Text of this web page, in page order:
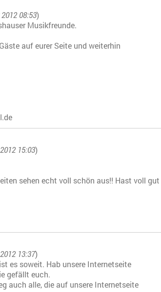
08:53)
Musikfreunde.
auf eurer Seite und weiterhin
15:03)
sehen echt voll schön aus!! Hast voll gut
13:37)
es soweit. Hab unsere Internetseite
gefällt euch.
auch alle, die auf unsere Internetseite